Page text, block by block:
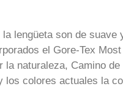
lengüeta son de
el Gore-Tex
la naturaleza, Camino
los colores actuales la